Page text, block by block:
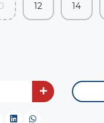
12 14